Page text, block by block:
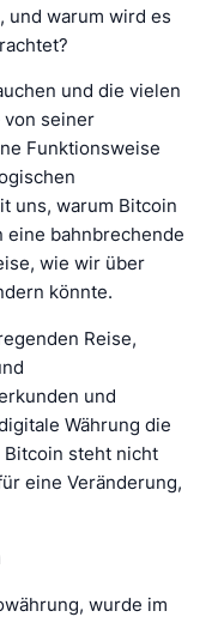
und warum wird es
und die vielen
von seiner
Funktionsweise
uns, warum Bitcoin
eine bahnbrechende
wie wir über
könnte.
Reise,
und
Währung die
Bitcoin steht nicht
eine Veränderung,
wurde im